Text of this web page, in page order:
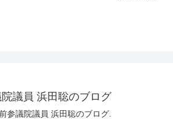
議員 浜田聡のブログ
参議院議員 浜田聡のブログ.